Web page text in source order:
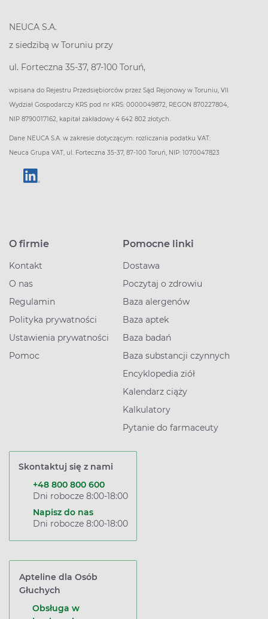
NEUCA S.A.
z siedzibą w Toruniu przy
ul. Forteczna 35-37, 87-100 Toruń,
wpisana do Rejestru Przedsiębiorców przez Sąd Rejonowy w Toruniu, VII
Wydział Gospodarczy KRS pod nr KRS: 0000049872, REGON 870227804,
NIP 8790017162, kapitał zakładowy 4 642 802 złotych.
Dane NEUCA S.A. w zakresie dotyczącym: rozliczania podatku VAT:
Neuca Grupa VAT, ul. Forteczna 35-37, 87-100 Toruń, NIP: 1070047823
O firmie
Kontakt
O nas
Regulamin
Polityka prywatności
Ustawienia prywatności
Pomoc
Pomocne linki
Dostawa
Poczytaj o zdrowiu
Baza alergenów
Baza aptek
Baza badań
Baza substancji czynnych
Encyklopedia ziół
Kalendarz ciąży
Kalkulatory
Pytanie do farmaceuty
Skontaktuj się z nami
+48 800 800 600
Dni robocze 8:00-18:00
Napisz do nas
Dni robocze 8:00-18:00
Apteline dla Osób
Głuchych
Obsługa w